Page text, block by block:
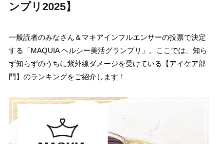
ンプリ2025】
一般読者のみなさん＆マキアインフルエンサーの投票で決定
する「MAQUIA ヘルシー美活グランプリ」。ここでは、知ら
ず知らずのうちに紫外線ダメージを受けている【アイケア部
門】のランキングをご紹介します！